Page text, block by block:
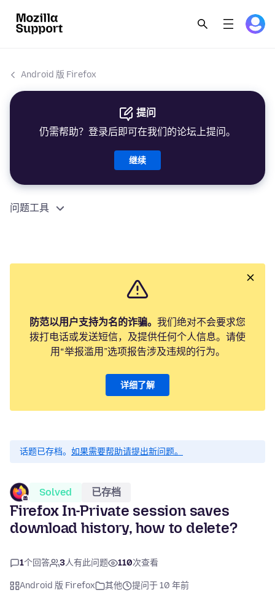
Android 版 Firefox
提问
仍需帮助？登录后即可在我们的论坛上提问。
继续
问题工具
防范以用户支持为名的诈骗。 我们绝对不会要求您
拨打电话或发送短信，及提供任何个人信息。请使
用“举报滥用”选项报告涉及违规的行为。
详细了解
话题已存档。 如果需要帮助请提出新问题。
Solved 已存档
Firefox In-Private session saves
download history, how to delete?
1个回答 3人有此问题 110次查看
Android 版 Firefox 其他
提问于 10 年前